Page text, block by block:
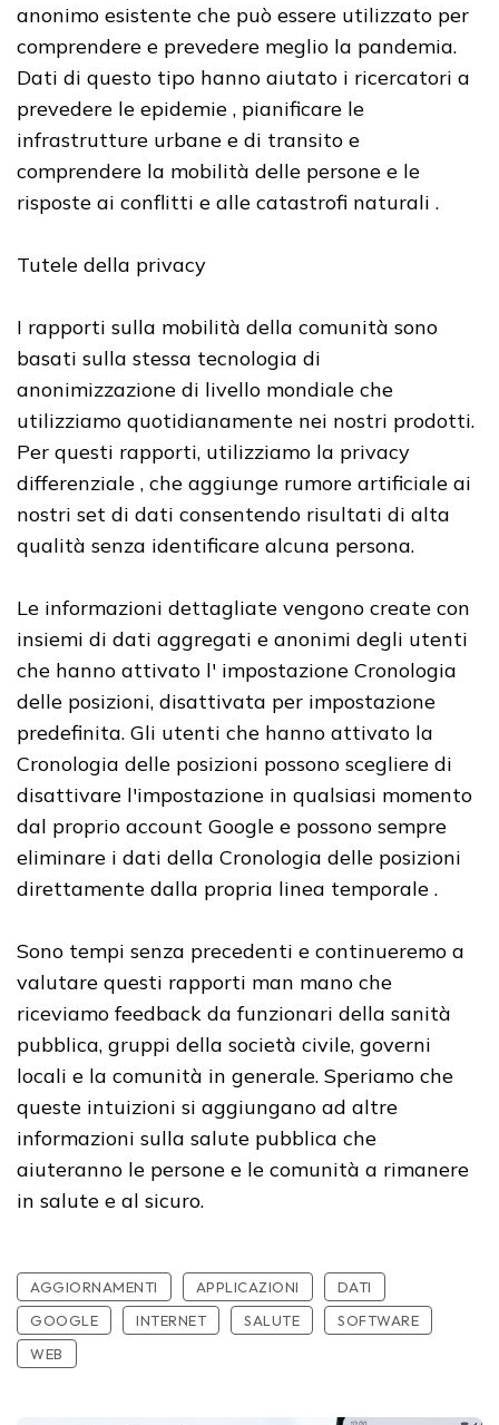
anonimo esistente che può essere utilizzato per
comprendere e prevedere meglio la pandemia.
Dati di questo tipo hanno aiutato i ricercatori a
prevedere le epidemie , pianificare le
infrastrutture urbane e di transito e
comprendere la mobilità delle persone e le
risposte ai conflitti e alle catastrofi naturali .
Tutele della privacy
I rapporti sulla mobilità della comunità sono
basati sulla stessa tecnologia di
anonimizzazione di livello mondiale che
utilizziamo quotidianamente nei nostri prodotti.
Per questi rapporti, utilizziamo la privacy
differenziale , che aggiunge rumore artificiale ai
nostri set di dati consentendo risultati di alta
qualità senza identificare alcuna persona.
Le informazioni dettagliate vengono create con
insiemi di dati aggregati e anonimi degli utenti
che hanno attivato l' impostazione Cronologia
delle posizioni, disattivata per impostazione
predefinita. Gli utenti che hanno attivato la
Cronologia delle posizioni possono scegliere di
disattivare l'impostazione in qualsiasi momento
dal proprio account Google e possono sempre
eliminare i dati della Cronologia delle posizioni
direttamente dalla propria linea temporale .
Sono tempi senza precedenti e continueremo a
valutare questi rapporti man mano che
riceviamo feedback da funzionari della sanità
pubblica, gruppi della società civile, governi
locali e la comunità in generale. Speriamo che
queste intuizioni si aggiungano ad altre
informazioni sulla salute pubblica che
aiuteranno le persone e le comunità a rimanere
in salute e al sicuro.
AGGIORNAMENTI APPLICAZIONI
DATI
GOOGLE
INTERNET SALUTE
SOFTWARE
WEB